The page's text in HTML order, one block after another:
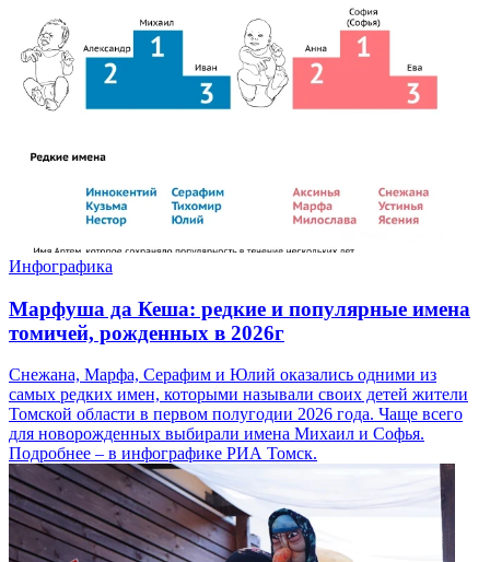
Инфографика
Марфуша да Кеша: редкие и популярные имена
томичей, рожденных в 2026г
Снежана, Марфа, Серафим и Юлий оказались одними из
самых редких имен, которыми называли своих детей жители
Томской области в первом полугодии 2026 года. Чаще всего
для новорожденных выбирали имена Михаил и Софья.
Подробнее – в инфографике РИА Томск.